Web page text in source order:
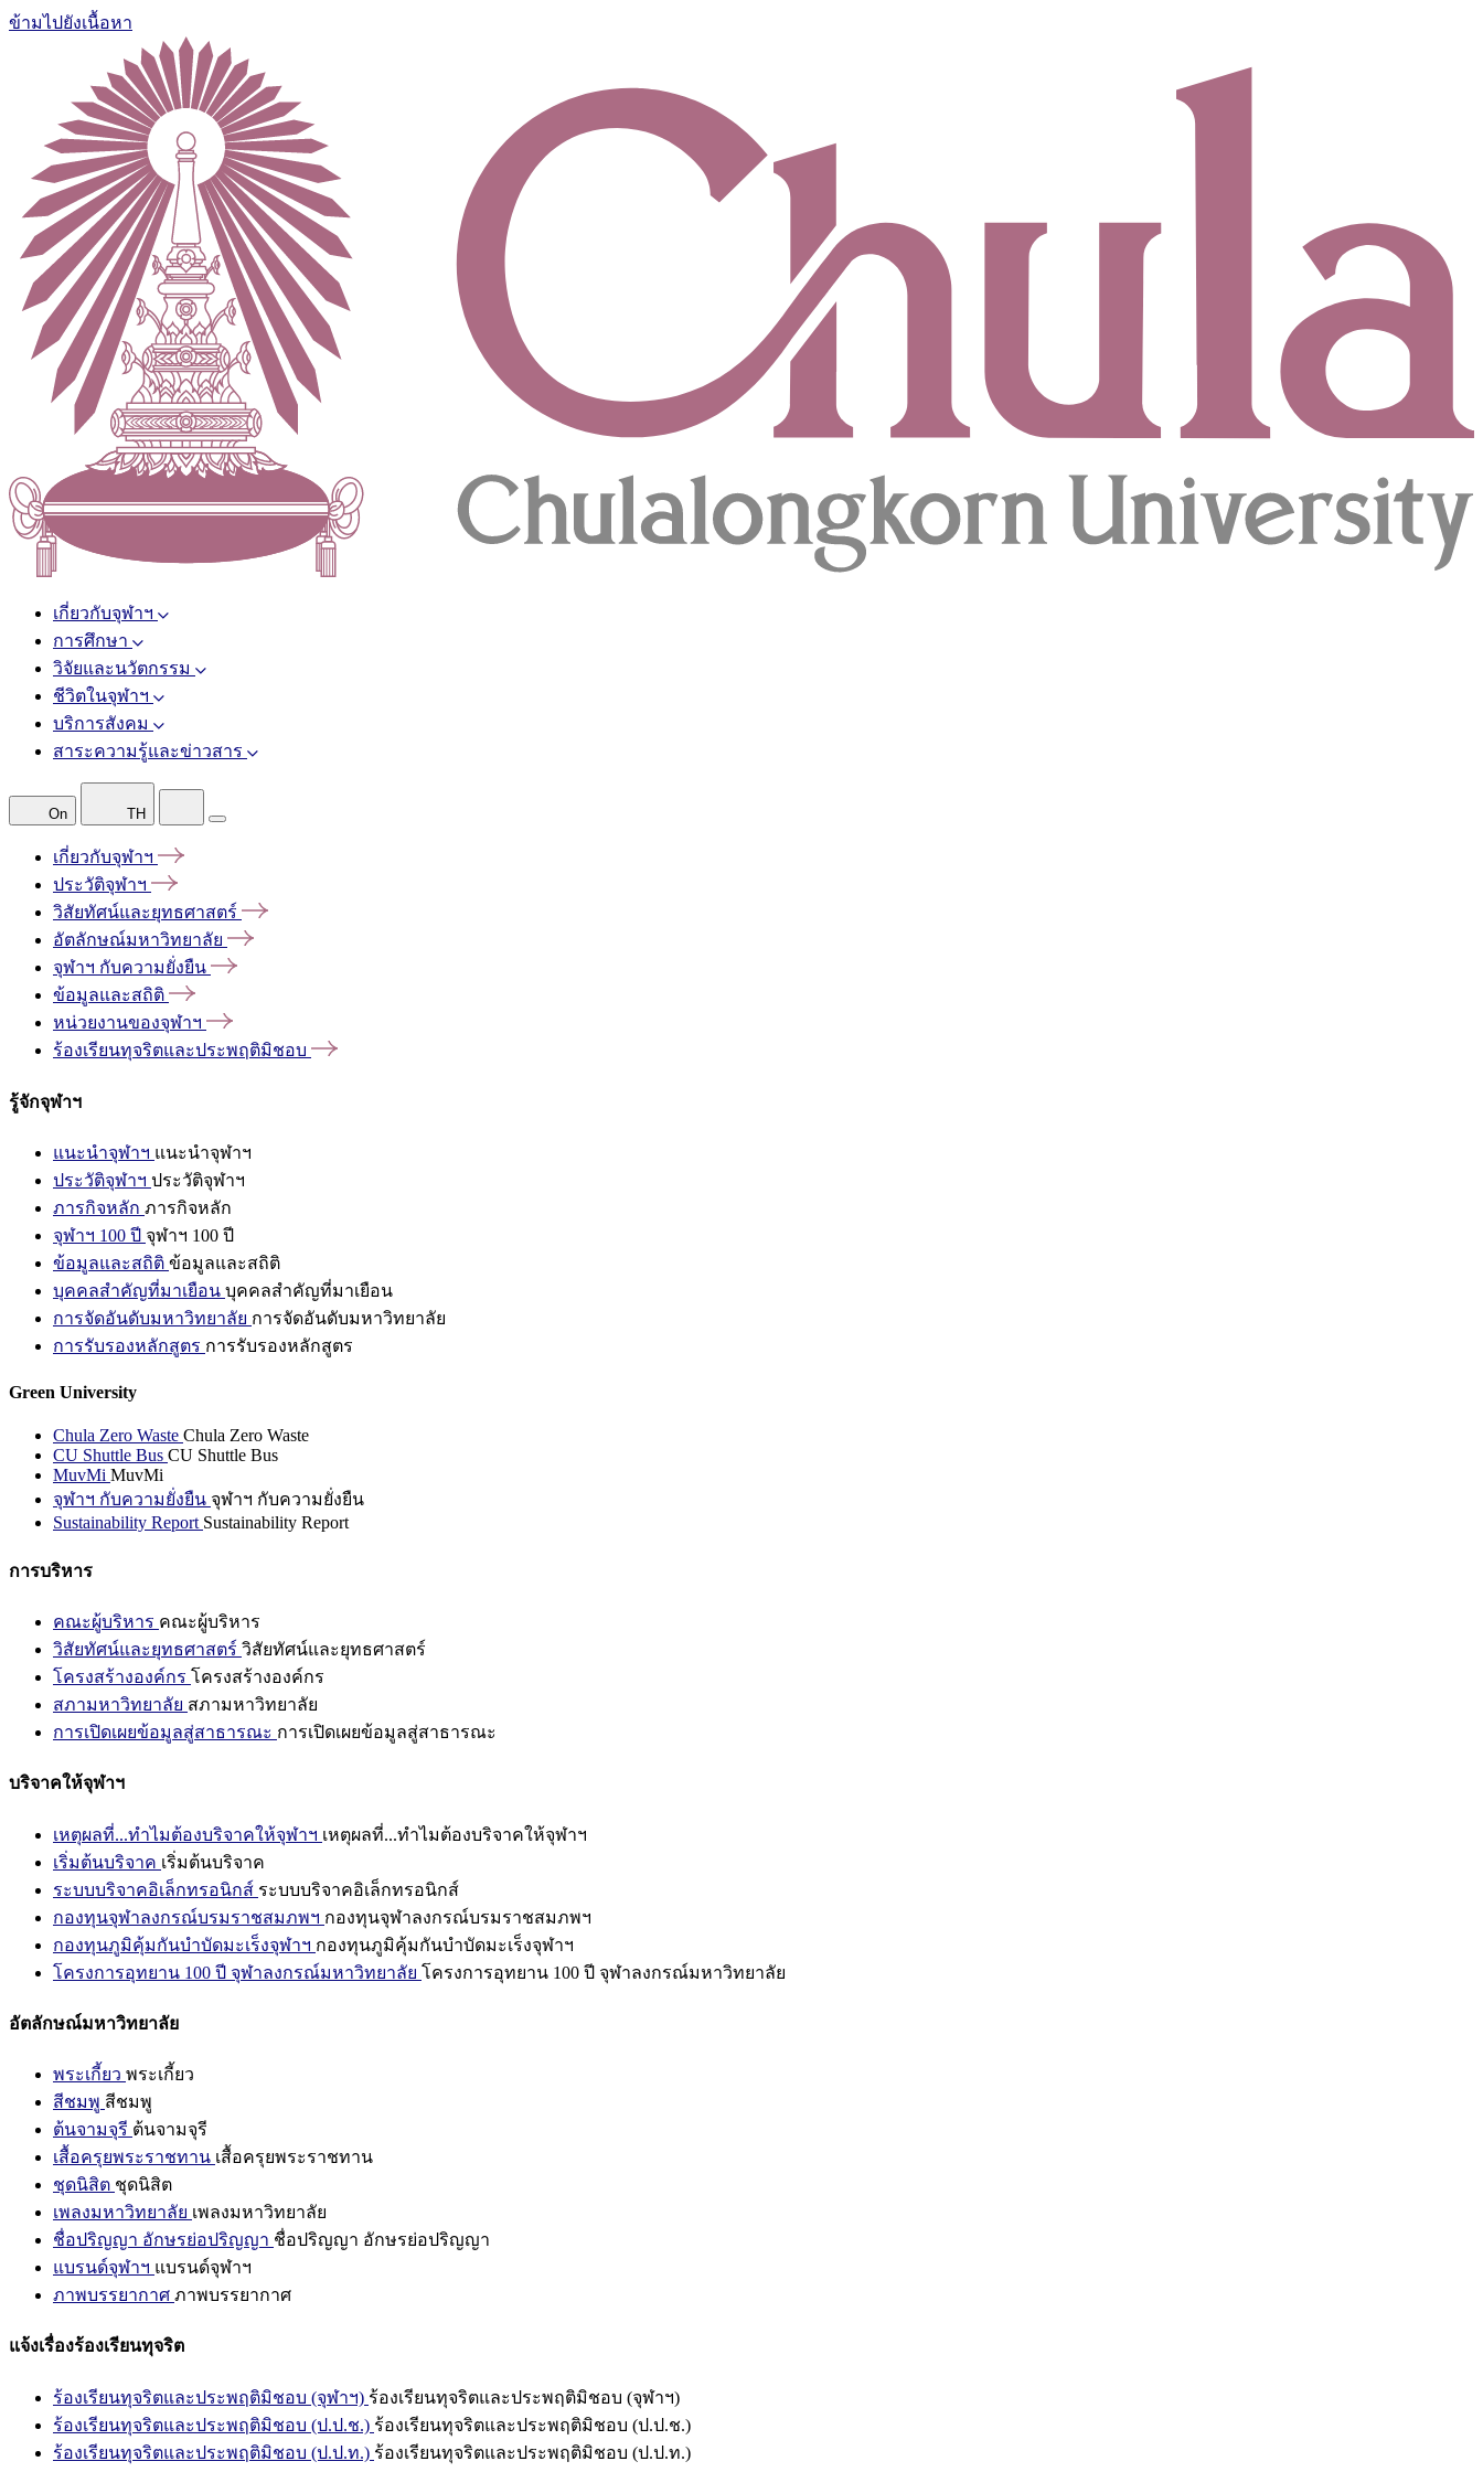
ข้ามไปยังเนื้อหา
เกี่ยวกับจุฬาฯ
การศึกษา
วิจัยและนวัตกรรม
ชีวิตในจุฬาฯ
บริการสังคม
สาระความรู้และข่าวสาร
On TH
เกี่ยวกับจุฬาฯ
ประวัติจุฬาฯ
วิสัยทัศน์และยุทธศาสตร์
อัตลักษณ์มหาวิทยาลัย
จุฬาฯ กับความยั่งยืน
ข้อมูลและสถิติ
หน่วยงานของจุฬาฯ
ร้องเรียนทุจริตและประพฤติมิชอบ
รู้จักจุฬาฯ
แนะนำจุฬาฯ แนะนำจุฬาฯ
ประวัติจุฬาฯ ประวัติจุฬาฯ
ภารกิจหลัก ภารกิจหลัก
จุฬาฯ 100 ปี จุฬาฯ 100 ปี
ข้อมูลและสถิติ ข้อมูลและสถิติ
บุคคลสำคัญที่มาเยือน บุคคลสำคัญที่มาเยือน
การจัดอันดับมหาวิทยาลัย การจัดอันดับมหาวิทยาลัย
การรับรองหลักสูตร การรับรองหลักสูตร
Green University
Chula Zero Waste Chula Zero Waste
CU Shuttle Bus CU Shuttle Bus
MuvMi MuvMi
จุฬาฯ กับความยั่งยืน จุฬาฯ กับความยั่งยืน
Sustainability Report Sustainability Report
การบริหาร
คณะผู้บริหาร คณะผู้บริหาร
วิสัยทัศน์และยุทธศาสตร์ วิสัยทัศน์และยุทธศาสตร์
โครงสร้างองค์กร โครงสร้างองค์กร
สภามหาวิทยาลัย สภามหาวิทยาลัย
การเปิดเผยข้อมูลสู่สาธารณะ การเปิดเผยข้อมูลสู่สาธารณะ
บริจาคให้จุฬาฯ
เหตุผลที่...ทำไมต้องบริจาคให้จุฬาฯ เหตุผลที่...ทำไมต้องบริจาคให้จุฬาฯ
เริ่มต้นบริจาค เริ่มต้นบริจาค
ระบบบริจาคอิเล็กทรอนิกส์ ระบบบริจาคอิเล็กทรอนิกส์
กองทุนจุฬาลงกรณ์บรมราชสมภพฯ กองทุนจุฬาลงกรณ์บรมราชสมภพฯ
กองทุนภูมิคุ้มกันบำบัดมะเร็งจุฬาฯ กองทุนภูมิคุ้มกันบำบัดมะเร็งจุฬาฯ
โครงการอุทยาน 100 ปี จุฬาลงกรณ์มหาวิทยาลัย โครงการอุทยาน 100 ปี จุฬาลงกรณ์มหาวิทยาลัย
อัตลักษณ์มหาวิทยาลัย
พระเกี้ยว พระเกี้ยว
สีชมพู สีชมพู
ต้นจามจุรี ต้นจามจุรี
เสื้อครุยพระราชทาน เสื้อครุยพระราชทาน
ชุดนิสิต ชุดนิสิต
เพลงมหาวิทยาลัย เพลงมหาวิทยาลัย
ชื่อปริญญา อักษรย่อปริญญา ชื่อปริญญา อักษรย่อปริญญา
แบรนด์จุฬาฯ แบรนด์จุฬาฯ
ภาพบรรยากาศ ภาพบรรยากาศ
แจ้งเรื่องร้องเรียนทุจริต
ร้องเรียนทุจริตและประพฤติมิชอบ (จุฬาฯ) ร้องเรียนทุจริตและประพฤติมิชอบ (จุฬาฯ)
ร้องเรียนทุจริตและประพฤติมิชอบ (ป.ป.ช.) ร้องเรียนทุจริตและประพฤติมิชอบ (ป.ป.ช.)
ร้องเรียนทุจริตและประพฤติมิชอบ (ป.ป.ท.) ร้องเรียนทุจริตและประพฤติมิชอบ (ป.ป.ท.)